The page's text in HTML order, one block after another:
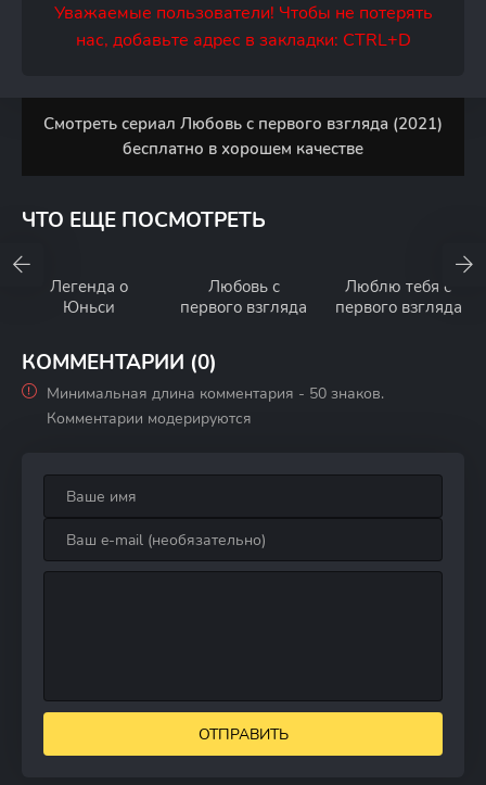
Уважаемые пользователи! Чтобы не потерять
нас, добавьте адрес в закладки: CTRL+D
Смотреть сериал Любовь с первого взгляда (2021)
бесплатно в хорошем качестве
ЧТО ЕЩЕ ПОСМОТРЕТЬ
Легенда о
Юньси
Любовь с
первого взгляда
Люблю тебя с
первого взгляда
КОММЕНТАРИИ (0)
Минимальная длина комментария - 50 знаков.
Комментарии модерируются
ОТПРАВИТЬ